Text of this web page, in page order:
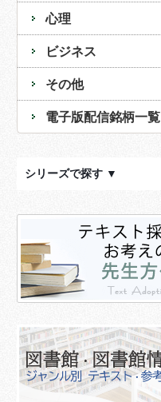
心理
ビジネス
その他
電子版配信銘柄一覧
シリーズで探す ▼